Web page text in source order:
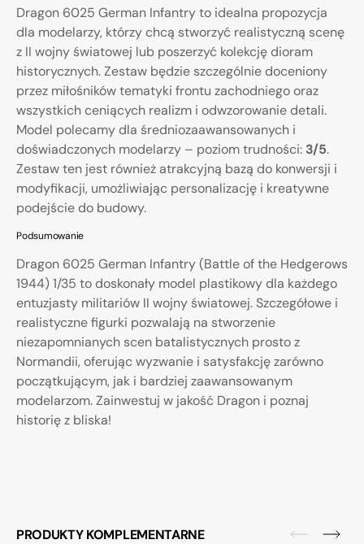
Dragon 6025 German Infantry to idealna propozycja
dla modelarzy, którzy chcą stworzyć realistyczną scenę
z II wojny światowej lub poszerzyć kolekcję dioram
historycznych. Zestaw będzie szczególnie doceniony
przez miłośników tematyki frontu zachodniego oraz
wszystkich ceniących realizm i odwzorowanie detali.
Model polecamy dla średniozaawansowanych i
doświadczonych modelarzy – poziom trudności: 3/5.
Zestaw ten jest również atrakcyjną bazą do konwersji i
modyfikacji, umożliwiając personalizację i kreatywne
podejście do budowy.
Podsumowanie
Dragon 6025 German Infantry (Battle of the Hedgerows
1944) 1/35 to doskonały model plastikowy dla każdego
entuzjasty militariów II wojny światowej. Szczegółowe i
realistyczne figurki pozwalają na stworzenie
niezapomnianych scen batalistycznych prosto z
Normandii, oferując wyzwanie i satysfakcję zarówno
początkującym, jak i bardziej zaawansowanym
modelarzom. Zainwestuj w jakość Dragon i poznaj
historię z bliska!
PRODUKTY KOMPLEMENTARNE